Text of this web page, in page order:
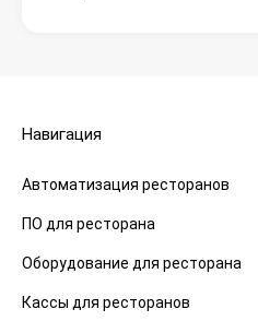
Навигация
Автоматизация ресторанов
ПО для ресторана
Оборудование для ресторана
Кассы для ресторанов